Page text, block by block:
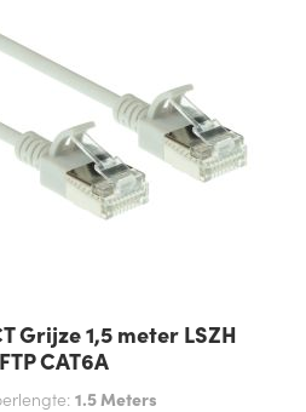
Grijze 1,5 meter LSZH
CAT6A
1.5 Meters